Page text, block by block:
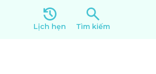
Lịch hẹn Tìm kiếm